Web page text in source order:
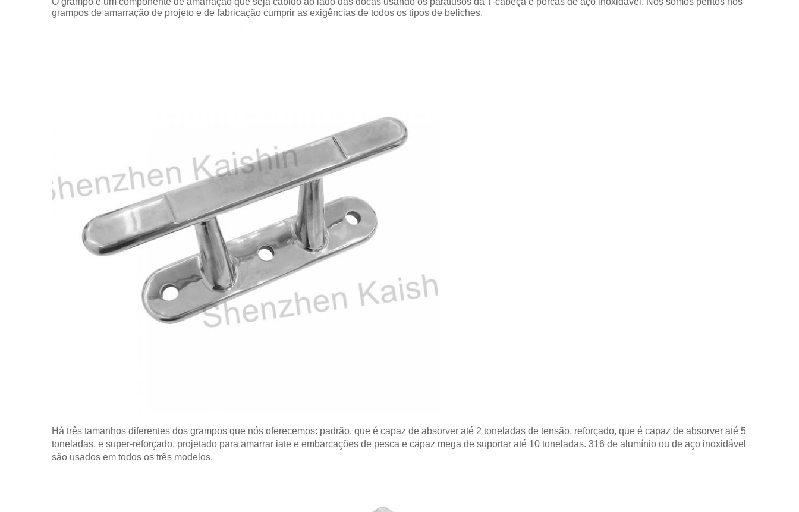
grampos de amarração de projeto e de fabricação cumprir as exigências de todos os tipos de beliches.
Há três tamanhos diferentes dos grampos que nós oferecemos: padrão, que é capaz de absorver até 2 toneladas de tensão, reforçado, que é capaz de absorver até 5
toneladas, e super-reforçado, projetado para amarrar iate e embarcações de pesca e capaz mega de suportar até 10 toneladas. 316 de alumínio ou de aço inoxidável
são usados em todos os três modelos.